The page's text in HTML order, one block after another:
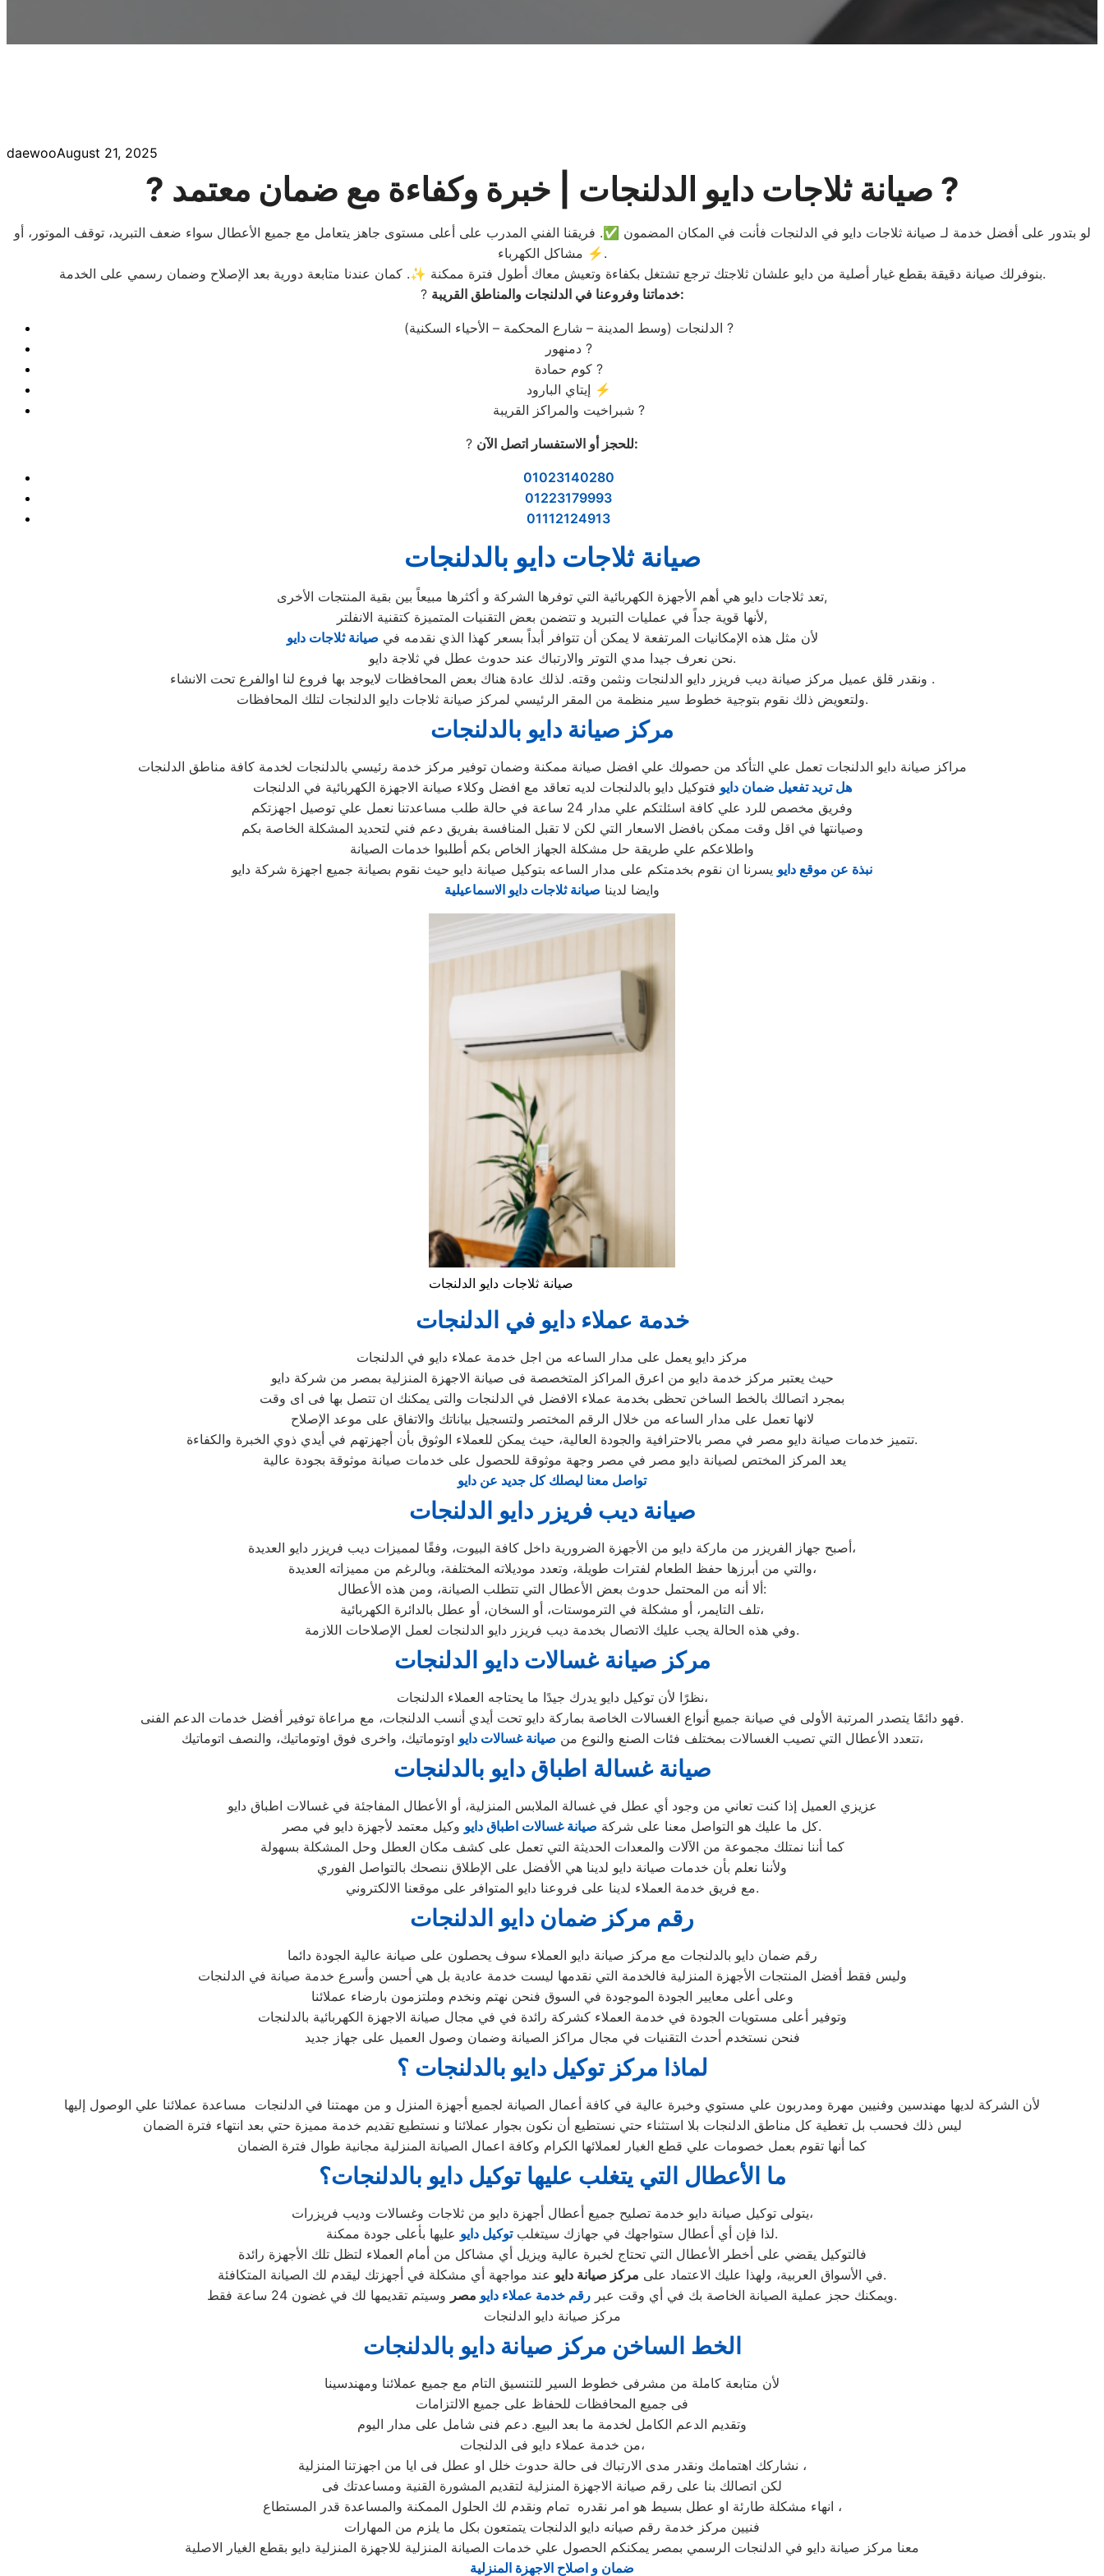
daewooAugust 21, 2025
? صيانة ثلاجات دايو الدلنجات | خبرة وكفاءة مع ضمان معتمد ?️
لو بتدور على أفضل خدمة لـ صيانة ثلاجات دايو في الدلنجات فأنت في المكان المضمون ✅. فريقنا الفني المدرب على أعلى مستوى جاهز يتعامل مع جميع الأعطال سواء ضعف التبريد، توقف الموتور، أو
مشاكل الكهرباء ⚡.
بنوفرلك صيانة دقيقة بقطع غيار أصلية من دايو علشان ثلاجتك ترجع تشتغل بكفاءة وتعيش معاك أطول فترة ممكنة ✨. كمان عندنا متابعة دورية بعد الإصلاح وضمان رسمي على الخدمة.
?
خدماتنا وفروعنا في الدلنجات والمناطق القريبة:
الدلنجات (وسط المدينة – شارع المحكمة – الأحياء السكنية) ?
دمنهور ?️
كوم حمادة ?
إيتاي البارود ⚡
شبراخيت والمراكز القريبة ?
? للحجز أو الاستفسار اتصل الآن:
01023140280
01223179993
01112124913
صيانة ثلاجات دايو بالدلنجات
تعد ثلاجات دايو هي أهم الأجهزة الكهربائية التي توفرها الشركة و أكثرها مبيعاً بين بقية المنتجات الأخرى,
لأنها قوية جداً في عمليات التبريد و تتضمن بعض التقنيات المتميزة كتقنية الانفلتر,
لأن مثل هذه الإمكانيات المرتفعة لا يمكن أن تتوافر أبداً بسعر كهذا الذي نقدمه في صيانة ثلاجات دايو
نحن نعرف جيدا مدي التوتر والارتباك عند حدوث عطل في ثلاجة دايو.
ونقدر قلق عميل مركز صيانة ديب فريزر دايو الدلنجات ونثمن وقته. لذلك عادة هناك بعض المحافظات لايوجد بها فروع لنا اوالفرع تحت الانشاء .
ولتعويض ذلك نقوم بتوجية خطوط سير منظمة من المقر الرئيسي لمركز صيانة ثلاجات دايو الدلنجات لتلك المحافظات.
مركز صيانة دايو بالدلنجات
مراكز صيانة دايو الدلنجات تعمل علي التأكد من حصولك علي افضل صيانة ممكنة وضمان توفير مركز خدمة رئيسي بالدلنجات لخدمة كافة مناطق الدلنجات
هل تريد تفعيل ضمان دايو فتوكيل دايو بالدلنجات لديه تعاقد مع افضل وكلاء صيانة الاجهزة الكهربائية في الدلنجات
وفريق مخصص للرد علي كافة اسئلتكم علي مدار 24 ساعة في حالة طلب مساعدتنا نعمل علي توصيل اجهزتكم
وصيانتها في اقل وقت ممكن بافضل الاسعار التي لكن لا تقبل المنافسة بفريق دعم فني لتحديد المشكلة الخاصة بكم
واطلاعكم علي طريقة حل مشكلة الجهاز الخاص بكم أطلبوا خدمات الصيانة
نبذة عن موقع دايو يسرنا ان نقوم بخدمتكم على مدار الساعه بتوكيل صيانة دايو حيث نقوم بصيانة جميع اجهزة شركة دايو
وايضا لدينا صيانة ثلاجات دايو الاسماعيلية
صيانة ثلاجات دايو الدلنجات
خدمة عملاء دايو في الدلنجات
مركز دايو يعمل على مدار الساعه من اجل خدمة عملاء دايو في الدلنجات
حيث يعتبر مركز خدمة دايو من اعرق المراكز المتخصصة فى صيانة الاجهزة المنزلية بمصر من شركة دايو
بمجرد اتصالك بالخط الساخن تحظى بخدمة عملاء الافضل في الدلنجات والتى يمكنك ان تتصل بها فى اى وقت
لانها تعمل على مدار الساعه من خلال الرقم المختصر ولتسجيل بياناتك والاتفاق على موعد الإصلاح
تتميز خدمات صيانة دايو مصر في مصر بالاحترافية والجودة العالية، حيث يمكن للعملاء الوثوق بأن أجهزتهم في أيدي ذوي الخبرة والكفاءة.
يعد المركز المختص لصيانة دايو مصر في مصر وجهة موثوقة للحصول على خدمات صيانة موثوقة بجودة عالية
تواصل معنا ليصلك كل جديد عن دايو
صيانة ديب فريزر دايو الدلنجات
أصبح جهاز الفريزر من ماركة دايو من الأجهزة الضرورية داخل كافة البيوت، وفقًا لمميزات ديب فريزر دايو العديدة،
والتي من أبرزها حفظ الطعام لفترات طويلة، وتعدد موديلاته المختلفة، وبالرغم من مميزاته العديدة،
ألا أنه من المحتمل حدوث بعض الأعطال التي تتطلب الصيانة، ومن هذه الأعطال:
تلف التايمر، أو مشكلة في الترموستات، أو السخان، أو عطل بالدائرة الكهربائية،
وفي هذه الحالة يجب عليك الاتصال بخدمة ديب فريزر دايو الدلنجات لعمل الإصلاحات اللازمة.
مركز صيانة غسالات دايو الدلنجات
نظرًا لأن توكيل دايو يدرك جيدًا ما يحتاجه العملاء الدلنجات،
فهو دائمًا يتصدر المرتبة الأولى في صيانة جميع أنواع الغسالات الخاصة بماركة دايو تحت أيدي أنسب الدلنجات، مع مراعاة توفير أفضل خدمات الدعم الفنى.
تتعدد الأعطال التي تصيب الغسالات بمختلف فئات الصنع والنوع من صيانة غسالات دايو اوتوماتيك، واخرى فوق اوتوماتيك، والنصف اتوماتيك،
صيانة غسالة اطباق دايو بالدلنجات
عزيزي العميل إذا كنت تعاني من وجود أي عطل في غسالة الملابس المنزلية، أو الأعطال المفاجئة في غسالات اطباق دايو
كل ما عليك هو التواصل معنا على شركة صيانة غسالات اطباق دايو
وكيل معتمد لأجهزة دايو في مصر.
كما أننا نمتلك مجموعة من الآلات والمعدات الحديثة التي تعمل على كشف مكان العطل وحل المشكلة بسهولة
ولأننا نعلم بأن خدمات صيانة دايو لدينا هي الأفضل على الإطلاق ننصحك بالتواصل الفوري
مع فريق خدمة العملاء لدينا على فروعنا دايو المتوافر على موقعنا الالكتروني.
رقم مركز ضمان دايو الدلنجات
رقم ضمان دايو بالدلنجات مع مركز صيانة دايو العملاء سوف يحصلون على صيانة عالية الجودة دائما
وليس فقط أفضل المنتجات الأجهزة المنزلية فالخدمة التي نقدمها ليست خدمة عادية بل هي أحسن وأسرع خدمة صيانة في الدلنجات
وعلى أعلى معايير الجودة الموجودة في السوق فنحن نهتم ونخدم وملتزمون بارضاء عملائنا
وتوفير أعلى مستويات الجودة في خدمة العملاء كشركة رائدة في في مجال صيانة الاجهزة الكهربائية بالدلنجات
فنحن نستخدم أحدث التقنيات في مجال مراكز الصيانة وضمان وصول العميل على جهاز جديد
لماذا مركز توكيل دايو بالدلنجات ؟
لأن الشركة لديها مهندسين وفنيين مهرة ومدربون علي مستوي وخبرة عالية في كافة أعمال الصيانة لجميع أجهزة المنزل و من مهمتنا في الدلنجات مساعدة عملائنا علي الوصول إليها
ليس ذلك فحسب بل تغطية كل مناطق الدلنجات بلا استثناء حتي نستطيع أن نكون بجوار عملائنا و نستطيع تقديم خدمة مميزة حتي بعد انتهاء فترة الضمان
كما أنها تقوم بعمل خصومات علي قطع الغيار لعملائها الكرام وكافة اعمال الصيانة المنزلية مجانية طوال فترة الضمان
ما الأعطال التي يتغلب عليها توكيل دايو بالدلنجات؟
يتولى توكيل صيانة دايو خدمة تصليح جميع أعطال أجهزة دايو من ثلاجات وغسالات وديب فريزرات،
لذا فإن أي أعطال ستواجهك في جهازك سيتغلبتوكيل دايو
عليها بأعلى جودة ممكنة.
فالتوكيل يقضي على أخطر الأعطال التي تحتاج لخبرة عالية ويزيل أي مشاكل من أمام العملاء لتظل تلك الأجهزة رائدة
في الأسواق العربية، ولهذا عليك الاعتماد على مركز صيانة دايو
عند مواجهة أي مشكلة في أجهزتك ليقدم لك الصيانة المتكافئة.
ويمكنك حجز عملية الصيانة الخاصة بك في أي وقت عبر رقم خدمة عملاء دايو مصر
وسيتم تقديمها لك في غضون 24 ساعة فقط.
مركز صيانة دايو الدلنجات
الخط الساخن مركز صيانة دايو بالدلنجات
لأن متابعة كاملة من مشرفى خطوط السير للتنسيق التام مع جميع عملائنا ومهندسينا
فى جميع المحافظات للحفاظ على جميع الالتزامات
وتقديم الدعم الكامل لخدمة ما بعد البيع. دعم فنى شامل على مدار اليوم
من خدمة عملاء دايو فى الدلنجات،
نشاركك اهتمامك ونقدر مدى الارتباك فى حالة حدوث خلل او عطل فى ايا من اجهزتنا المنزلية ،
لكن اتصالك بنا على رقم صيانة الاجهزة المنزلية لتقديم المشورة القنية ومساعدتك فى
انهاء مشكلة طارئة او عطل بسيط هو امر نقدره تمام ونقدم لك الحلول الممكنة والمساعدة قدر المستطاع ،
فنيين مركز خدمة رقم صيانه دايو الدلنجات يتمتعون بكل ما يلزم من المهارات
معنا مركز صيانة دايو في الدلنجات الرسمي بمصر يمكنكم الحصول علي خدمات الصيانة المنزلية للاجهزة المنزلية دايو بقطع الغيار الاصلية
ضمان و اصلاح الاجهزة المنزلية